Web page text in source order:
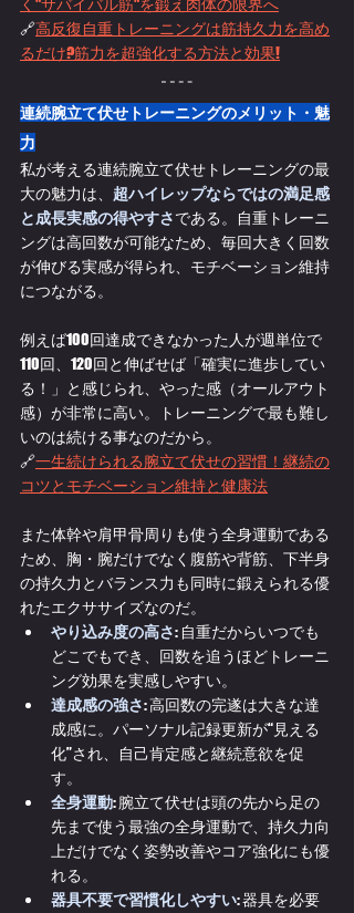
く"サバイバル筋"を鍛え肉体の限界へ
🔗高反復自重トレーニングは筋持久力を高め
るだけ?筋力を超強化する方法と効果!
連続腕立て伏せトレーニングのメリット・魅
力
私が考える連続腕立て伏せトレーニングの最
大の魅力は、 超ハイレップならではの満足感
と成長実感の得やすさである。自重トレーニ
ングは高回数が可能なため、毎回大きく回数
が伸びる実感が得られ、モチベーション維持
につながる。
例えば100回達成できなかった人が週単位で
110回、120回と伸ばせば「確実に進歩してい
る！」と感じられ、やった感（オールアウト
感）が非常に高い。トレーニングで最も難し
いのは続ける事なのだから。
🔗一生続けられる腕立て伏せの習慣！継続の
コツとモチベーション維持と健康法
また体幹や肩甲骨周りも使う全身運動である
ため、胸・腕だけでなく腹筋や背筋、下半身
の持久力とバランス力も同時に鍛えられる優
れたエクササイズなのだ。
やり込み度の高さ: 自重だからいつでも
どこでもでき、回数を追うほどトレーニ
ング効果を実感しやすい。
達成感の強さ: 高回数の完遂は大きな達
成感に。パーソナル記録更新が“見える
化”され、自己肯定感と継続意欲を促
す。
全身運動: 腕立て伏せは頭の先から足の
先まで使う最強の全身運動で、持久力向
上だけでなく姿勢改善やコア強化にも優
れる。
器具不要で習慣化しやすい: 器具を必要